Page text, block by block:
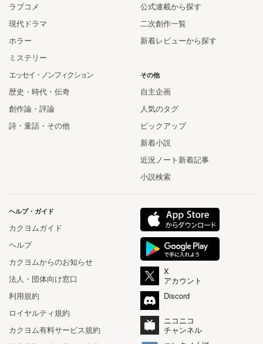
公式連載から探す
二次創作一覧
新着レビューから探す
ラブコメ
現代ドラマ
ホラー
ミステリー
エッセイ・ノンフィクション
歴史・時代・伝奇
創作論・評論
詩・童話・その他
その他
自主企画
人気のタグ
ピックアップ
新着小説
近況ノート新着記事
小説検索
ヘルプ・ガイド
カクヨムガイド
ヘルプ
カクヨムからのお知らせ
法人・団体向け窓口
利用規約
ロイヤルティ規約
カクヨム有料サービス規約
X
アカウント
Discord
ニコニコ
チャンネル